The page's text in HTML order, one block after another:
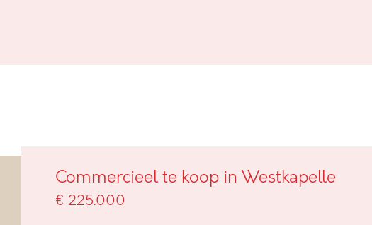
Commercieel te koop in Westkapelle
€ 225.000
Villa Grace in het hart van Westkapelle